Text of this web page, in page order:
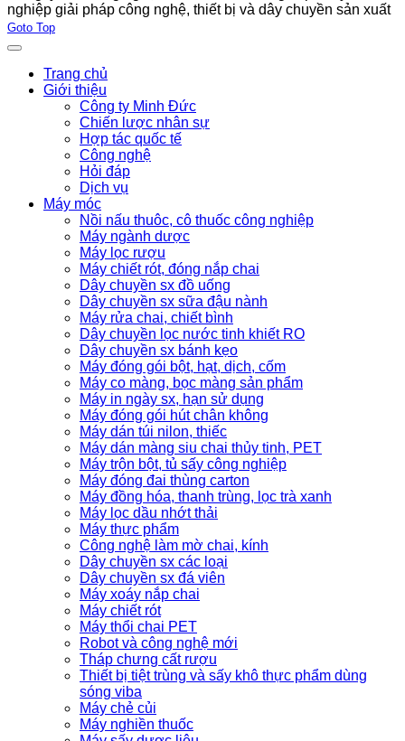
nghiệp giải pháp công nghệ, thiết bị và dây chuyền sản xuất
Joomla! 3 Templates
Goto Top
Trang chủ
Giới thiệu
Công ty Minh Đức
Chiến lược nhân sự
Hợp tác quốc tế
Công nghệ
Hỏi đáp
Dịch vụ
Máy móc
Nồi nấu thuôc, cô thuốc công nghiệp
Máy ngành dược
Máy lọc rượu
Máy chiết rót, đóng nắp chai
Dây chuyền sx đồ uống
Dây chuyền sx sữa đậu nành
Máy rửa chai, chiết bình
Dây chuyền lọc nước tinh khiết RO
Dây chuyền sx bánh kẹo
Máy đóng gói bột, hạt, dịch, cốm
Máy co màng, bọc màng sản phẩm
Máy in ngày sx, hạn sử dụng
Máy đóng gói hút chân không
Máy dán túi nilon, thiếc
Máy dán màng siu chai thủy tinh, PET
Máy trộn bột, tủ sấy công nghiệp
Máy đóng đai thùng carton
Máy đồng hóa, thanh trùng, lọc trà xanh
Máy lọc dầu nhớt thải
Máy thực phẩm
Công nghệ làm mờ chai, kính
Dây chuyền sx các loại
Dây chuyền sx đá viên
Máy xoáy nắp chai
Máy chiết rót
Máy thổi chai PET
Robot và công nghệ mới
Tháp chưng cất rượu
Thiết bị tiệt trùng và sấy khô thực phẩm dùng
sóng viba
Máy chẻ củi
Máy nghiền thuốc